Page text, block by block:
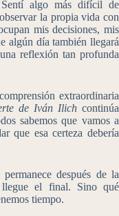
algo más difícil de
la propia vida con
mis decisiones, mis
algún día también llegará
reflexión tan profunda
extraordinaria
de Iván Ilich continúa
sabemos que vamos a
que esa certeza debería
después de la
el final. Sino qué
tiempo.